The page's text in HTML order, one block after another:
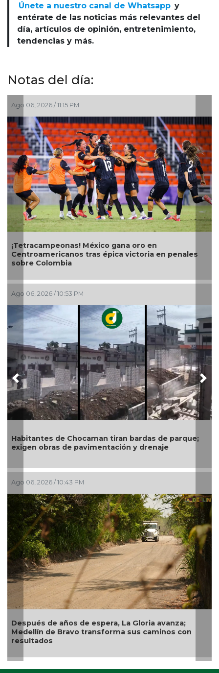
Únete a nuestro canal de Whatsapp y
entérate de las noticias más relevantes del
día, artículos de opinión, entretenimiento,
tendencias y más.
Notas del día:
Ago 06, 2026 / 11:15 PM
¡Tetracampeonas! México gana oro en
Centroamericanos tras épica victoria en penales
sobre Colombia
Ago 06, 2026 / 10:53 PM
Habitantes de Chocaman tiran bardas de parque;
exigen obras de pavimentación y drenaje
Ago 06, 2026 / 10:43 PM
Después de años de espera, La Gloria avanza;
Medellín de Bravo transforma sus caminos con
resultados
Previous